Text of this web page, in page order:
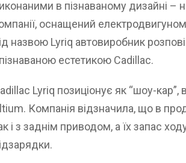
в пізнаваному дизайні –
оснащений
назвою Lyriq автовиробник
естетикою Cadillac.
Lyriq позиціонує як “шоу-кар”,
Компанія відзначила, що в
і з заднім приводом, а їх запас